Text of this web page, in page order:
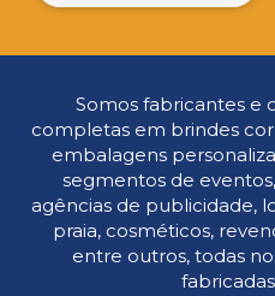
Somos fabricantes e
completas em brindes
embalagens
segmentos de
agências de publicidade,
praia, cosméticos,
entre outros, todas